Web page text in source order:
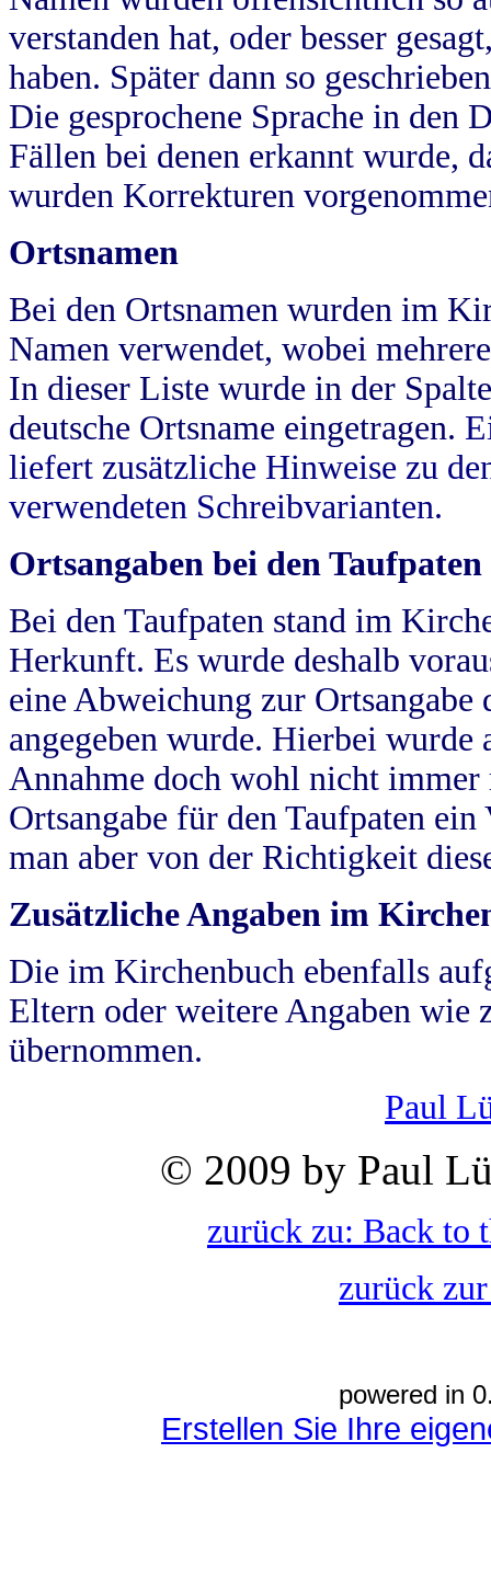
verstanden hat, oder besser
haben. Später dann so
Die gesprochene Sprache in
Fällen bei denen erkannt wurde,
wurden Korrekturen
Ortsnamen
Bei den Ortsnamen wurden im
Namen verwendet, wobei
In dieser Liste wurde in der
deutsche Ortsname eingetragen.
liefert zusätzliche Hinweise zu
verwendeten Schreibvarianten.
Ortsangaben bei den Taufpaten
Bei den Taufpaten stand im
Herkunft. Es wurde deshalb
eine Abweichung zur
angegeben wurde. Hierbei wurde
Annahme doch wohl nicht
Ortsangabe für den Taufpaten
man aber von der Richtigkeit
Zusätzliche Angaben im
Die im Kirchenbuch ebenfalls
Eltern oder weitere Angaben wie
übernommen.
Paul
© 2009 by Paul
zurück zu: Back to
zurück
powered in
Erstellen Sie Ihre